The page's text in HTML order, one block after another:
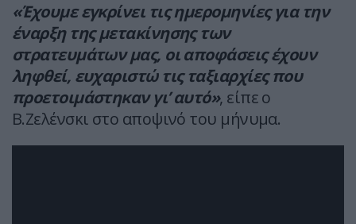
«Έχουμε εγκρίνει τις ημερομηνίες για την
έναρξη της μετακίνησης των
στρατευμάτων μας, οι αποφάσεις έχουν
ληφθεί, ευχαριστώ τις ταξιαρχίες που
προετοιμάστηκαν γι’ αυτό», είπε ο
Β.Ζελένσκι στο αποψινό του μήνυμα.